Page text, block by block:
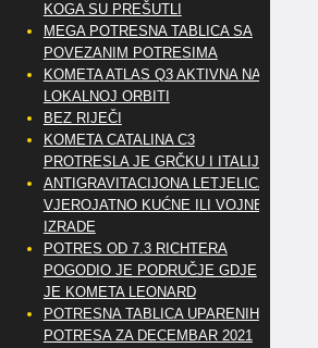
KOGA SU PREŠUTLI
MEGA POTRESNA TABLICA SA
POVEZANIM POTRESIMA
KOMETA ATLAS Q3 AKTIVNA NA
LOKALNOJ ORBITI
BEZ RIJEČI
KOMETA CATALINA C3
PROTRESLA JE GRČKU I ITALIJU
ANTIGRAVITACIJONA LETJELICA
VJEROJATNO KUĆNE ILI VOJNE
IZRADE
POTRES OD 7.3 RICHTERA
POGODIO JE PODRUČJE GDJE
JE KOMETA LEONARD
POTRESNA TABLICA UPARENIH
POTRESA ZA DECEMBAR 2021